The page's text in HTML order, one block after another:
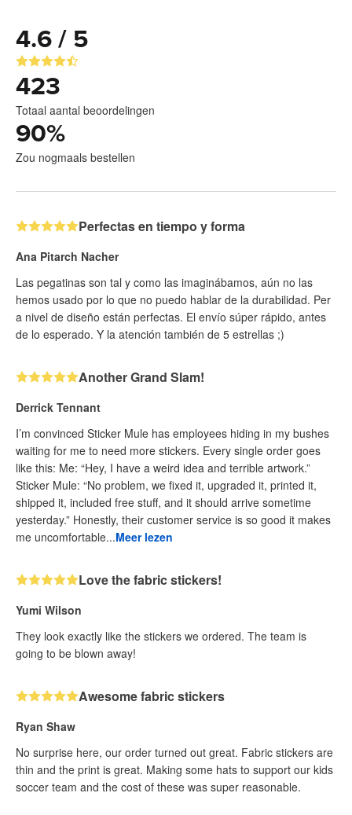
4.6 / 5
423
Totaal aantal beoordelingen
90%
Zou nogmaals bestellen
Perfectas en tiempo y forma
Ana Pitarch Nacher
Las pegatinas son tal y como las imaginábamos, aún no las
hemos usado por lo que no puedo hablar de la durabilidad. Per
a nivel de diseño están perfectas. El envío súper rápido, antes
de lo esperado. Y la atención también de 5 estrellas ;)
Another Grand Slam!
Derrick Tennant
I’m convinced Sticker Mule has employees hiding in my bushes
waiting for me to need more stickers. Every single order goes
like this: Me: “Hey, I have a weird idea and terrible artwork.”
Sticker Mule: “No problem, we fixed it, upgraded it, printed it,
shipped it, included free stuff, and it should arrive sometime
yesterday.” Honestly, their customer service is so good it makes
me uncomfortable...Meer lezen
Love the fabric stickers!
Yumi Wilson
They look exactly like the stickers we ordered. The team is
going to be blown away!
Awesome fabric stickers
Ryan Shaw
No surprise here, our order turned out great. Fabric stickers are
thin and the print is great. Making some hats to support our kids
soccer team and the cost of these was super reasonable.